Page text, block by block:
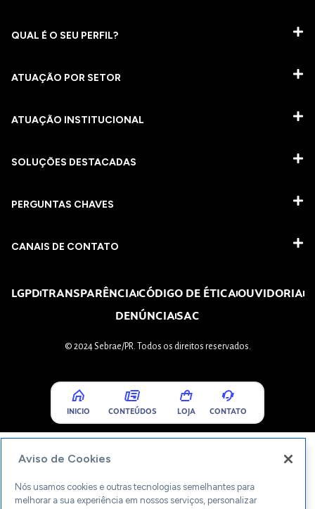
QUAL É O SEU PERFIL?
ATUAÇÃO POR SETOR
ATUAÇÃO INSTITUCIONAL
SOLUÇÕES DESTACADAS
PERGUNTAS CHAVES​
CANAIS DE CONTATO
LGPDTRANSPARÊNCIACÓDIGO DE ÉTICAOUVIDORIA
DENÚNCIASAC
© 2024 Sebrae/PR. Todos os direitos reservados.
INICIO CONTEÚDOS LOJA CONTATO
Aviso de Cookies
Nós usamos cookies e outras tecnologias semelhantes para
melhorar a sua experiência em nossos serviços, personalizar